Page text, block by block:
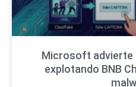
Microsoft advierte
explotando BNB